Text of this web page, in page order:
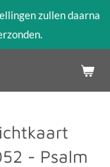
zullen daarna
- Psalm